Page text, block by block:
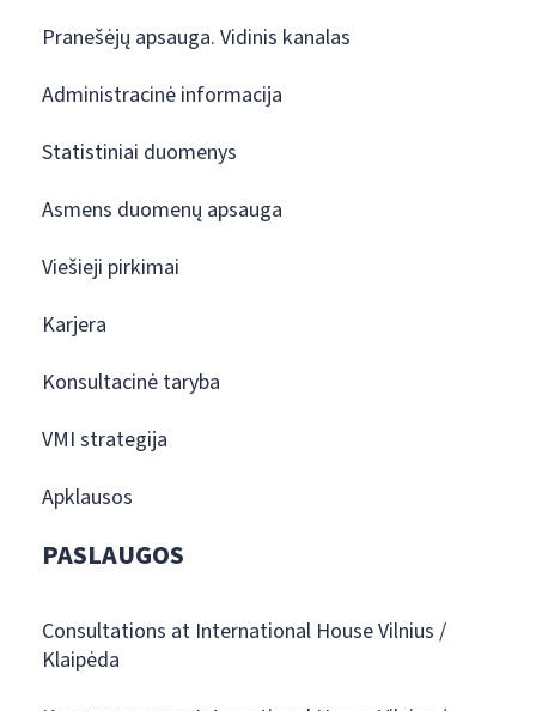
Pranešėjų apsauga. Vidinis kanalas
Administracinė informacija
Statistiniai duomenys
Asmens duomenų apsauga
Viešieji pirkimai
Karjera
Konsultacinė taryba
VMI strategija
Apklausos
PASLAUGOS
Consultations at International House Vilnius /
Klaipėda